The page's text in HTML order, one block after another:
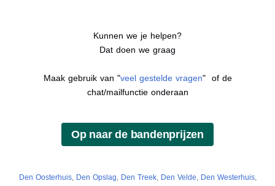
Kunnen we je helpen?
Dat doen we graag
Maak gebruik van "veel gestelde vragen" of de
chat/mailfunctie onderaan
Den Oosterhuis, Den Opslag Den Treek, Den Velde Den Westerhuis,